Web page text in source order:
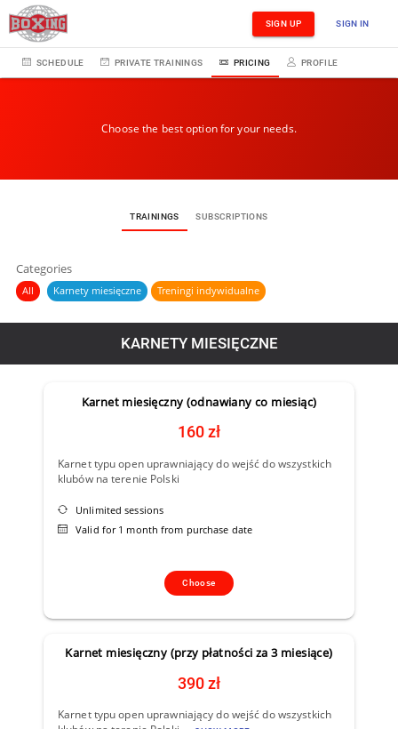
SIGN UP SIGN IN
SCHEDULE PRIVATE TRAININGS PRICING PROFILE
Choose the best option for your needs.
TRAININGS SUBSCRIPTIONS
Categories
All Karnety miesięczne Treningi indywidualne
KARNETY MIESIĘCZNE
Karnet miesięczny (odnawiany co miesiąc)
160 zł
Karnet typu open uprawniający do wejść do wszystkich
klubów na terenie Polski
Unlimited sessions
Valid for 1 month from purchase date
Choose
Karnet miesięczny (przy płatności za 3 miesiące)
390 zł
Karnet typu open uprawniający do wejść do wszystkich